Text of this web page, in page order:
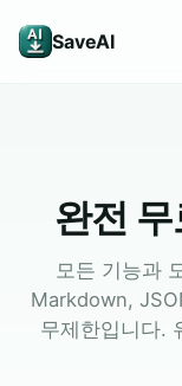
SaveAI
완전
모든 기능과
Markdown,
무제한입니다.